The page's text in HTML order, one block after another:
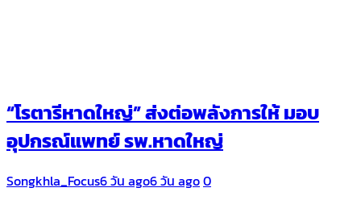
“โรตารีหาดใหญ่” ส่งต่อพลังการให้ มอบ
อุปกรณ์แพทย์ รพ.หาดใหญ่
Songkhla_Focus6 วัน ago6 วัน ago0